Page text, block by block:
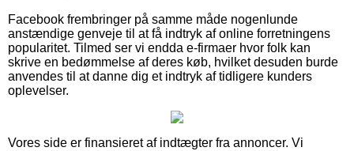
Facebook frembringer på samme måde nogenlunde
anstændige genveje til at få indtryk af online forretningens
popularitet. Tilmed ser vi endda e-firmaer hvor folk kan
skrive en bedømmelse af deres køb, hvilket desuden burde
anvendes til at danne dig et indtryk af tidligere kunders
oplevelser.
Vores side er finansieret af indtægter fra annoncer. Vi